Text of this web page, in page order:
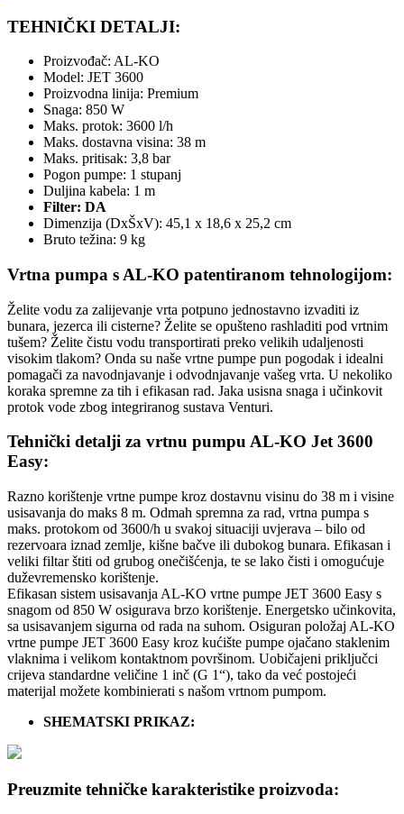
TEHNIČKI DETALJI:
Proizvođač: AL-KO
Model: JET 3600
Proizvodna linija: Premium
Snaga: 850 W
Maks. protok: 3600 l/h
Maks. dostavna visina: 38 m
Maks. pritisak: 3,8 bar
Pogon pumpe: 1 stupanj
Duljina kabela: 1 m
Filter: DA
Dimenzija (DxŠxV): 45,1 x 18,6 x 25,2 cm
Bruto težina: 9 kg
Vrtna pumpa s AL-KO patentiranom tehnologijom:
Želite vodu za zalijevanje vrta potpuno jednostavno izvaditi iz
bunara, jezerca ili cisterne? Želite se opušteno rashladiti pod vrtnim
tušem? Želite čistu vodu transportirati preko velikih udaljenosti
visokim tlakom? Onda su naše vrtne pumpe pun pogodak i idealni
pomagači za navodnjavanje i odvodnjavanje vašeg vrta. U nekoliko
koraka spremne za tih i efikasan rad. Jaka usisna snaga i učinkovit
protok vode zbog integriranog sustava Venturi.
Tehnički detalji za vrtnu pumpu AL-KO Jet 3600
Easy:
Razno korištenje vrtne pumpe kroz dostavnu visinu do 38 m i visine
usisavanja do maks 8 m. Odmah spremna za rad, vrtna pumpa s
maks. protokom od 3600/h u svakoj situaciji uvjerava – bilo od
rezervoara iznad zemlje, kišne bačve ili dubokog bunara. Efikasan i
veliki filtar štiti od grubog onečišćenja, te se lako čisti i omogućuje
duževremensko korištenje.
Efikasan sistem usisavanja AL-KO vrtne pumpe JET 3600 Easy s
snagom od 850 W osigurava brzo korištenje. Energetsko učinkovita,
sa usisavanjem sigurna od rada na suhom. Osiguran položaj AL-KO
vrtne pumpe JET 3600 Easy kroz kućište pumpe ojačano staklenim
vlaknima i velikom kontaktnom površinom. Uobičajeni priključci
crijeva standardne veličine 1 inč (G 1“), tako da već postojeći
materijal možete kombinierati s našom vrtnom pumpom.
SHEMATSKI PRIKAZ:
Preuzmite tehničke karakteristike proizvoda: